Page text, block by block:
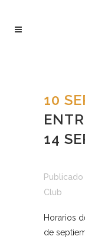
10
14
Publicado
Club
Horarios
de